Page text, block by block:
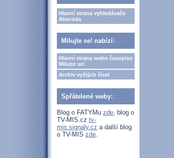
Hlavní strana vyhledávače
Abeceda
Milujte se! nabízí:
Hlavní strana webu časopisu
Milujte se!
Archiv vyšlých čísel
Spřátelené weby:
Blog o FATYMu zde, blog o
TV-MIS.cz tv-
mis.signaly.cz a další blog
o TV-MIS zde.